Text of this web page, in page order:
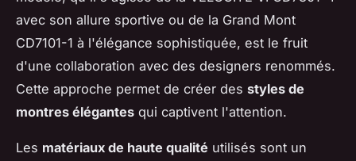
avec son allure sportive ou de la Grand Mont
CD7101-1 à l'élégance sophistiquée, est le fruit
d'une collaboration avec des designers renommés.
Cette approche permet de créer des styles de
montres élégantes qui captivent l'attention.
Les matériaux de haute qualité utilisés sont un